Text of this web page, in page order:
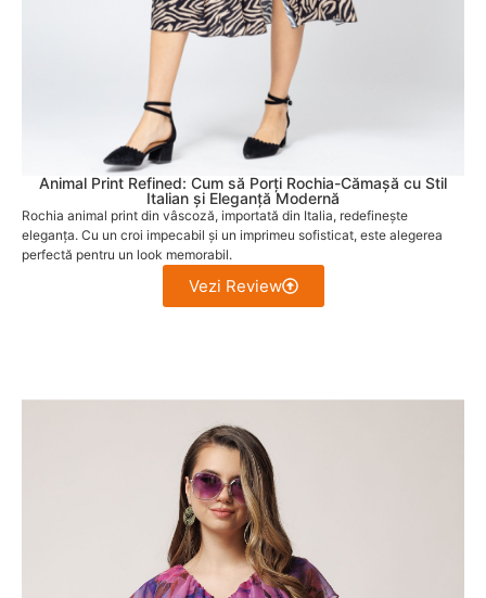
Animal Print Refined: Cum să Porți Rochia-Cămașă cu Stil
Italian și Eleganță Modernă
Rochia animal print din vâscoză, importată din Italia, redefinește
eleganța. Cu un croi impecabil și un imprimeu sofisticat, este alegerea
perfectă pentru un look memorabil.
Vezi Review